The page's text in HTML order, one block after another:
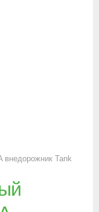
внедорожник Tank